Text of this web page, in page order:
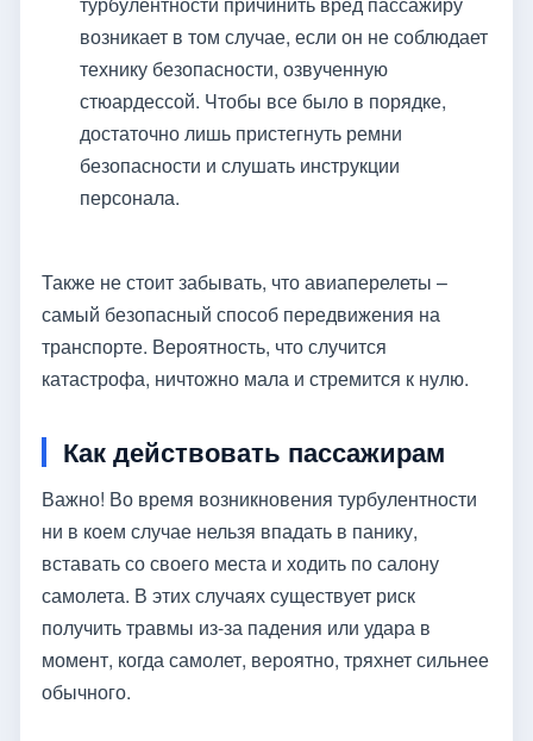
возникает в том случае, если он не соблюдает
технику безопасности, озвученную
стюардессой. Чтобы все было в порядке,
достаточно лишь пристегнуть ремни
безопасности и слушать инструкции
персонала.
Также не стоит забывать, что авиаперелеты –
самый безопасный способ передвижения на
транспорте. Вероятность, что случится
катастрофа, ничтожно мала и стремится к нулю.
Как действовать пассажирам
Важно! Во время возникновения турбулентности
ни в коем случае нельзя впадать в панику,
вставать со своего места и ходить по салону
самолета. В этих случаях существует риск
получить травмы из-за падения или удара в
момент, когда самолет, вероятно, тряхнет сильнее
обычного.